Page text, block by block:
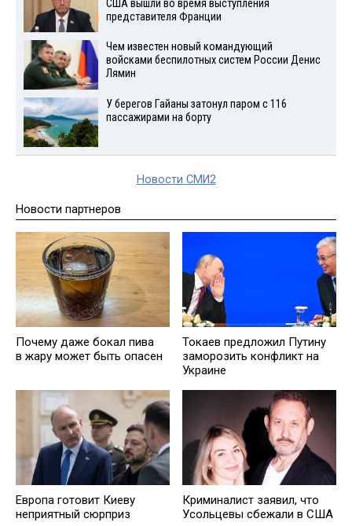
США вышли во время выступления
представителя Франции
Чем известен новый командующий
войсками беспилотных систем России Денис
Лямин
У берегов Гайаны затонул паром с 116
пассажирами на борту
Новости СМИ2
Новости партнеров
Почему даже бокал пива
в жару может быть опасен
Токаев предложил Путину
заморозить конфликт на
Украине
Европа готовит Киеву
неприятный сюрприз
Криминалист заявил, что
Усольцевы сбежали в США